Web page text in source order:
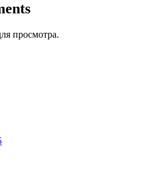
просмотра.